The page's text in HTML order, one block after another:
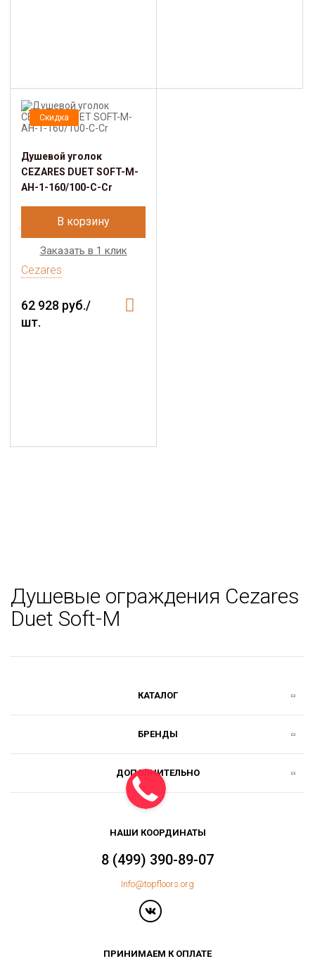
Скидка
Душевой уголок
CEZARES DUET SOFT-M-
AH-1-160/100-C-Cr
В корзину
Заказать в 1 клик
Cezares
62 928 руб./
шт.
Душевые ограждения Cezares
Duet Soft-M
КАТАЛОГ
БРЕНДЫ
ДОПОЛНИТЕЛЬНО
НАШИ КООРДИНАТЫ
8 (499) 390-89-07
Info@topfloors.org
ПРИНИМАЕМ К ОПЛАТЕ